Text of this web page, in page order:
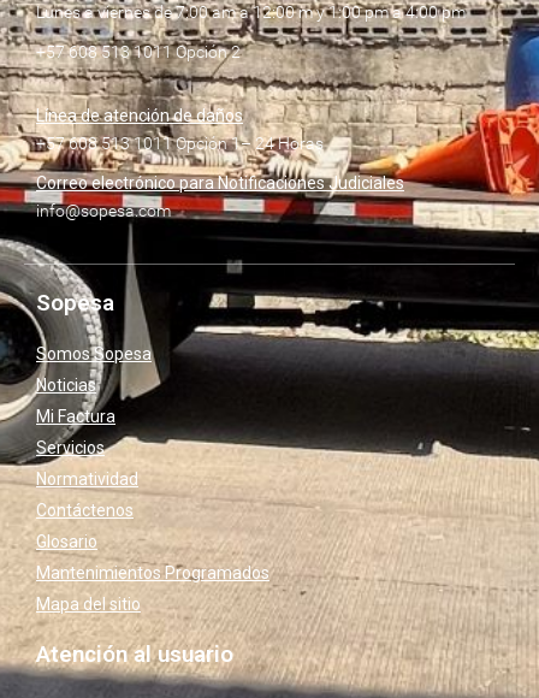
Lunes a viernes de 7:00 am a 12:00 m y 1:00 pm a 4:00 pm
+57 608 513 1011 Opción 2
Línea de atención de daños
+57 608 513 1011 Opción 1– 24 Horas
Correo electrónico para Notificaciones Judiciales
info@sopesa.com
Sopesa
Somos Sopesa
Noticias
Mi Factura
Servicios
Normatividad
Contáctenos
Glosario
Mantenimientos Programados
Mapa del sitio
Atención al usuario